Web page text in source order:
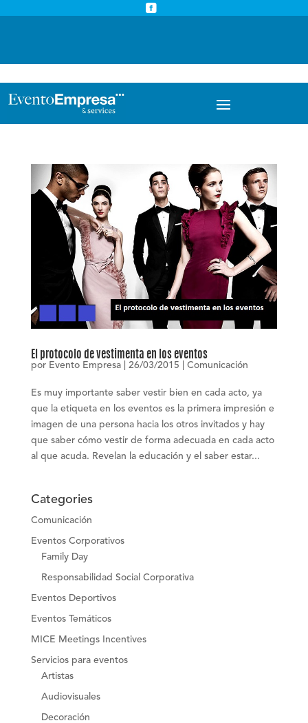

El protocolo de vestimenta en los eventos
por Evento Empresa| 26/03/2015 Comunicación
Es muy importante saber vestir bien en cada acto, ya
que la etiqueta en los eventos es la primera impresión e
imagen de una persona hacia los otros invitados y hay
que saber cómo vestir de forma adecuada en cada acto
al que acuda. Revelan la educación y el saber estar...
Categories
Comunicación
Eventos Corporativos
Family Day
Responsabilidad Social Corporativa
Eventos Deportivos
Eventos Temáticos
MICE Meetings Incentives
Servicios para eventos
Artistas
Audiovisuales
Decoración